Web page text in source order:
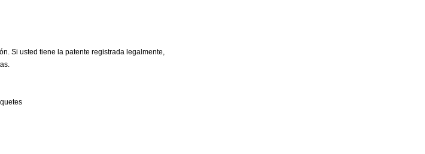
Si usted tiene la patente registrada legalmente,